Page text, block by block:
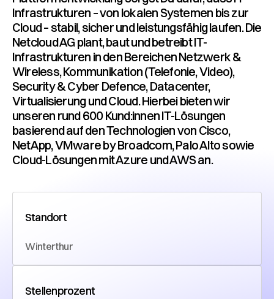
Infrastrukturen – von lokalen Systemen bis zur
Cloud – stabil, sicher und leistungsfähig laufen. Die
Netcloud AG plant, baut und betreibt IT-
Infrastrukturen in den Bereichen Netzwerk &
Wireless, Kommunikation (Telefonie, Video),
Security & Cyber Defence, Datacenter,
Virtualisierung und Cloud. Hierbei bieten wir
unseren rund 600 Kund:innen IT-Lösungen
basierend auf den Technologien von Cisco,
NetApp, VMware by Broadcom, Palo Alto sowie
Cloud-Lösungen mit Azure und AWS an.
Standort
Winterthur
Stellenprozent